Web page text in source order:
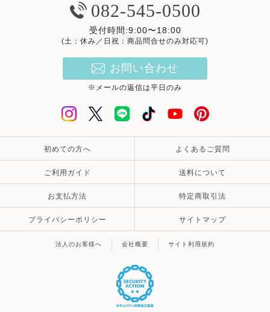
082-545-0500
受付時間:9:00〜18:00
(土：休み／日祝：商品問合せのみ対応可)
お問い合わせ
※メールの返信は平日のみ
初めての方へ よくあるご質問
ご利用ガイド 送料について
お支払方法 特定商取引法
プライバシーポリシー サイトマップ
法人のお客様へ 会社概要 サイト利用規約